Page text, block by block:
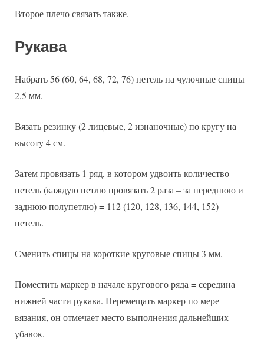
Второе плечо связать также.
Рукава
Набрать 56 (60, 64, 68, 72, 76) петель на чулочные спицы
2,5 мм.
Вязать резинку (2 лицевые, 2 изнаночные) по кругу на
высоту 4 см.
Затем провязать 1 ряд, в котором удвоить количество
петель (каждую петлю провязать 2 раза – за переднюю и
заднюю полупетлю) = 112 (120, 128, 136, 144, 152)
петель.
Сменить спицы на короткие круговые спицы 3 мм.
Поместить маркер в начале кругового ряда = середина
нижней части рукава. Перемещать маркер по мере
вязания, он отмечает место выполнения дальнейших
убавок.